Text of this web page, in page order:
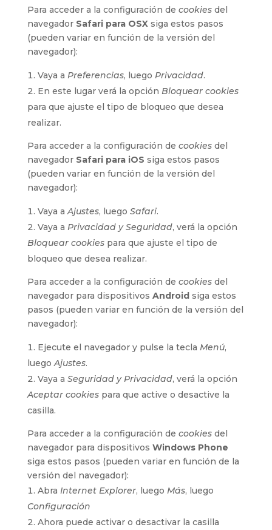
Para acceder a la configuración de cookiesdel
navegador Safari para OSXsiga estos pasos
(pueden variar en función de la versión del
navegador):
Vaya a Preferencias, luego Privacidad.
En este lugar verá la opción Bloquear cookies
para que ajuste el tipo de bloqueo que desea
realizar.
Para acceder a la configuración de cookiesdel
navegador Safari para iOS siga estos pasos
(pueden variar en función de la versión del
navegador):
Vaya aAjustes, luego Safari.
Vaya a Privacidad y Seguridad, verá la opción
Bloquear cookiespara que ajuste el tipo de
bloqueo que desea realizar.
Para acceder a la configuración de cookiesdel
navegador para dispositivos Androidsiga estos
pasos (pueden variar en función de la versión del
navegador):
Ejecute el navegador y pulse la tecla Menú,
luegoAjustes.
Vaya a Seguridad y Privacidad, verá la opción
Aceptar cookiespara que active o desactive la
casilla.
Para acceder a la configuración de cookiesdel
navegador para dispositivos Windows Phone
siga estos pasos (pueden variar en función de la
versión del navegador):
Abra Internet Explorer, luego Más, luego
Configuración
Ahora puede activar o desactivar la casilla